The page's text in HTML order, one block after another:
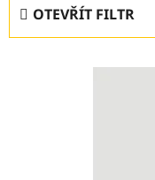
n OTEVŘÍT FILTR